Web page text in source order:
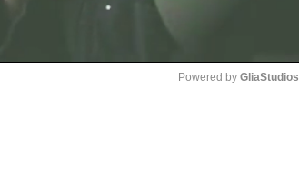
ージへ ≫
Powered by GliaStudios